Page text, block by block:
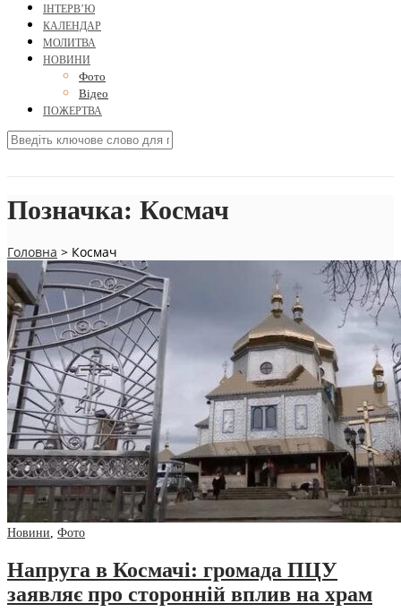
ІНТЕРВ’Ю
КАЛЕНДАР
МОЛИТВА
НОВИНИ
Фото
Відео
ПОЖЕРТВА
Позначка: Космач
Головна > Космач
Новини, Фото
Напруга в Космачі: громада ПЦУ
заявляє про сторонній вплив на храм